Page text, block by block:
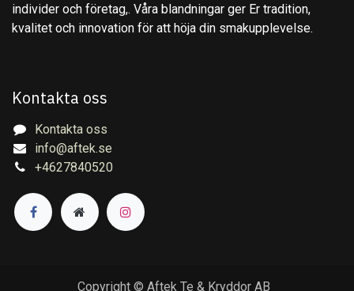
individer och företag,. Våra blandningar ger Er tradition,
kvalitet och innovation för att höja din smakupplevelse.
Kontakta oss
Kontakta oss
info@aftek.se
+4627840520
Copyright © Aftek Te & Kryddor AB